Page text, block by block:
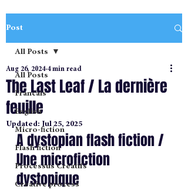
Post
All Posts
Francais
English
Micro-fiction
Flash fiction
Processus Creatifs
Creative process
All Posts
The Last Leaf / La dernière
feuille
Aug 26, 2024 4 min read
Updated: Jul 25, 2025
A dystopian flash fiction /
Une microfiction
dystopique